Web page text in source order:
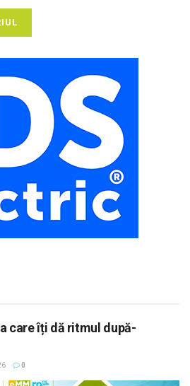
care îți dă ritmul după-
0